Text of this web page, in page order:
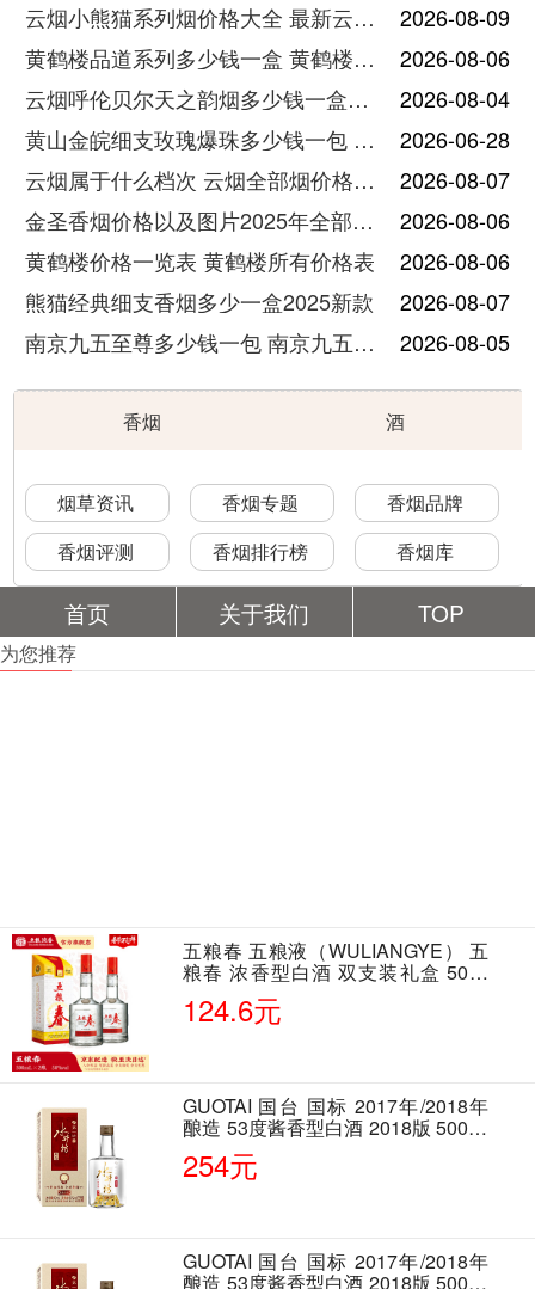
云烟小熊猫系列烟价格大全 最新云烟小熊猫图片报价
2026-08-09
黄鹤楼品道系列多少钱一盒 黄鹤楼品道系列香烟价格表图片
2026-08-06
云烟呼伦贝尔天之韵烟多少钱一盒中支价格
2026-08-04
黄山金皖细支玫瑰爆珠多少钱一包 黄山金皖细支玫瑰爆珠2025最新价格
2026-06-28
云烟属于什么档次 云烟全部烟价格表大全
2026-08-07
金圣香烟价格以及图片2025年全部价格
2026-08-06
黄鹤楼价格一览表 黄鹤楼所有价格表
2026-08-06
熊猫经典细支香烟多少一盒2025新款
2026-08-07
南京九五至尊多少钱一包 南京九五至尊价格及图片
2026-08-05
香烟 酒
烟草资讯 香烟专题
香烟品牌
香烟评测
香烟排行榜 香烟库
首页 关于我们 TOP
为您推荐
五粮春 五粮液（WULIANGYE） 五
粮春 浓香型白酒 双支装礼盒 50度
500ml*2瓶 含酒具
124.6元
GUOTAI 国台 国标 2017年/2018年
酿造 53度酱香型白酒 2018版 500ml
单瓶装
254元
GUOTAI 国台 国标 2017年/2018年
酿造 53度酱香型白酒 2018版 500ml